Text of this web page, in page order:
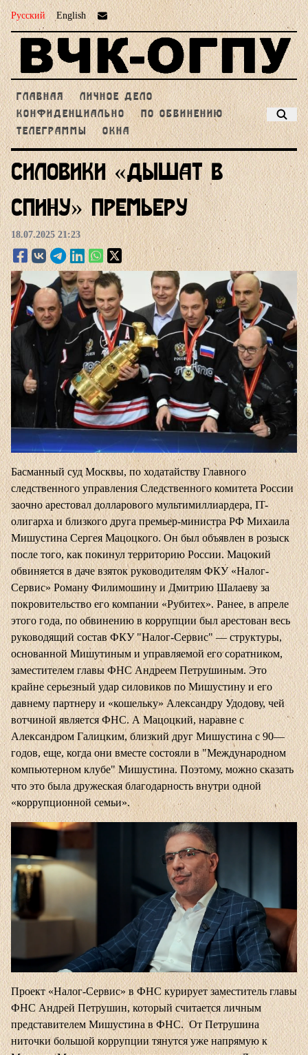
Русский English
ГЛАВНАЯ
ЛИЧНОЕ ДЕЛО
КОНФИДЕНЦИАЛЬНО
ПО ОБВИНЕНИЮ
ТЕЛЕГРАММЫ
ОКНА
Силовики «дышат в
спину» премьеру
18.07.2025 21:23
Басманный суд Москвы, по ходатайству Главного
следственного управления Следственного комитета России
заочно арестовал долларового мультимиллиардера, IT-
олигарха и близкого друга премьер-министра РФ Михаила
Мишустина Сергея Мацоцкого. Он был объявлен в розыск
после того, как покинул территорию России. Мацокий
обвиняется в даче взяток руководителям ФКУ «Налог-
Сервис» Роману Филимошину и Дмитрию Шалаеву за
покровительство его компании «Рубитех». Ранее, в апреле
этого года, по обвинению в коррупции был арестован весь
руководящий состав ФКУ "Налог-Сервис" — структуры,
основанной Мишутиным и управляемой его соратником,
заместителем главы ФНС Андреем Петрушиным. Это
крайне серьезный удар силовиков по Мишустину и его
давнему партнеру и «кошельку» Александру Удодову, чей
вотчиной является ФНС. А Мацоцкий, наравне с
Александром Галицким, близкий друг Мишустина с 90—
годов, еще, когда они вместе состояли в "Международном
компьютерном клубе" Мишустина. Поэтому, можно сказать
что это была дружеская благодарность внутри одной
«коррупционной семьи».
Проект «Налог-Сервис» в ФНС курирует заместитель главы
ФНС Андрей Петрушин, который считается личным
представителем Мишустина в ФНС. От Петрушина
ниточки большой коррупции тянутся уже напрямую к